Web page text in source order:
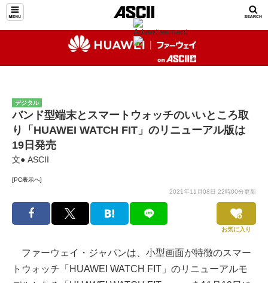
デジタル
バンド型端末とスマートウォッチのいいところ取
り「HUAWEI WATCH FIT」のリニューアル版は
19日発売
文● ASCII
[PC表示へ]
2021年11月08日 22時00分更新
お気に入り
ファーウェイ・ジャパンは、小型画面が特徴のスマー
トウォッチ「HUAWEI WATCH FIT」のリニューアルモ